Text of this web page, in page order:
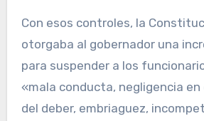
Con esos controles, la
otorgaba al gobernador una
para suspender a los
«mala conducta, negligencia
del deber, embriaguez,